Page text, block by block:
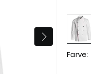
Farve: